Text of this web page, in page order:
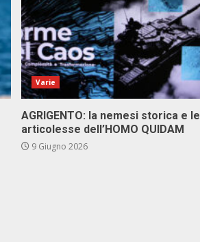
Varie
AGRIGENTO: la nemesi storica e le
articolesse dell’HOMO QUIDAM
9 Giugno 2026